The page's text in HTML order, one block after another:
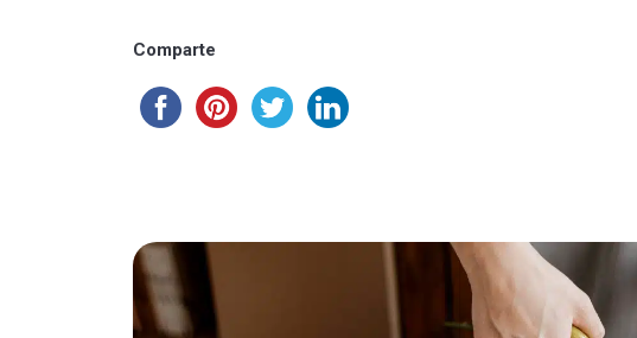
Comparte